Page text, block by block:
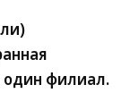
один филиал.